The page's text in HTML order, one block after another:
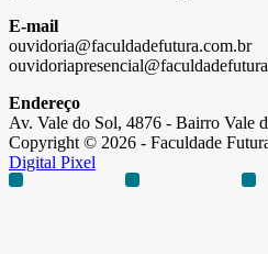
E-mail
ouvidoria@faculdadefutura.com.br
Endereço
Av. Vale do Sol, 4876 - Bairro Vale
Copyright © 2026 - Faculdade
Digital Pixel